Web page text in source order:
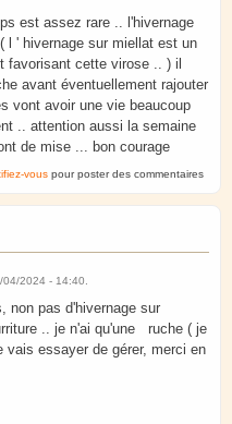
est assez rare .. l'hivernage
l ' hivernage sur miellat est un
favorisant cette virose .. ) il
avant éventuellement rajouter
vont avoir une vie beaucoup
.. attention aussi la semaine
de mise ... bon courage
vous pour poster des commentaires
04/2024 - 14:40
non pas d'hivernage sur
.. je n'ai qu'une ruche ( je
vais essayer de gérer, merci en